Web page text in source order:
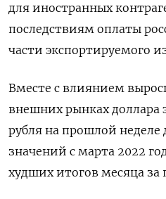
для иностранных
последствиям оплаты
части экспортируемого
Вместе с влиянием
внешних рынках доллара
рубля на прошлой
значений с марта 2022
худших итогов месяца за